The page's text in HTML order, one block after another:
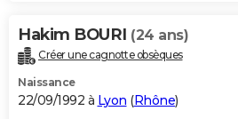
Hakim BOURI (24 ans)
Créer une cagnotte obsèques
Naissance
22/09/1992 à Lyon (Rhône)